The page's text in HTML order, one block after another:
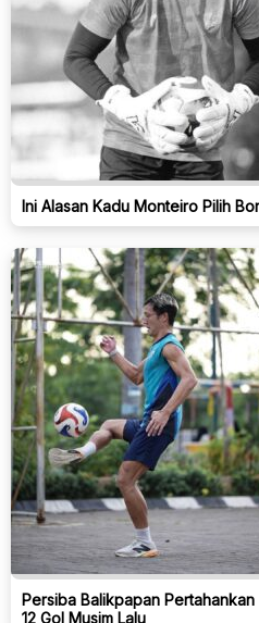
Ini Alasan Kadu Monteiro Pilih
Persiba Balikpapan
12 Gol Musim Lalu